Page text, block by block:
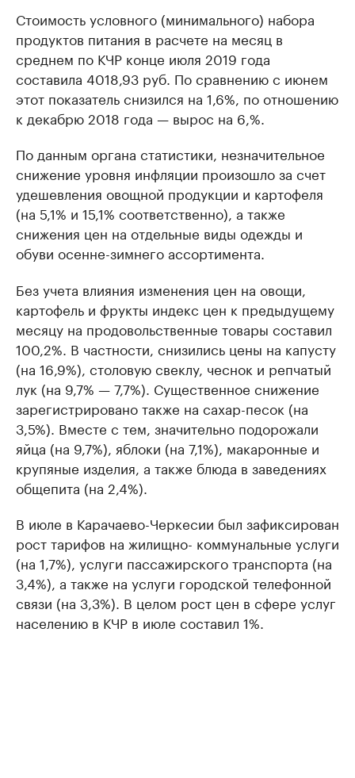
Стоимость условного (минимального) набора
продуктов питания в расчете на месяц в
среднем по КЧР конце июля 2019 года
составила 4018,93 руб. По сравнению с июнем
этот показатель снизился на 1,6%, по отношению
к декабрю 2018 года — вырос на 6,%.
По данным органа статистики, незначительное
снижение уровня инфляции произошло за счет
удешевления овощной продукции и картофеля
(на 5,1% и 15,1% соответственно), а также
снижения цен на отдельные виды одежды и
обуви осенне-зимнего ассортимента.
Без учета влияния изменения цен на овощи,
картофель и фрукты индекс цен к предыдущему
месяцу на продовольственные товары составил
100,2%. В частности, снизились цены на капусту
(на 16,9%), столовую свеклу, чеснок и репчатый
лук (на 9,7% — 7,7%). Существенное снижение
зарегистрировано также на сахар-песок (на
3,5%). Вместе с тем, значительно подорожали
яйца (на 9,7%), яблоки (на 7,1%), макаронные и
крупяные изделия, а также блюда в заведениях
общепита (на 2,4%).
В июле в Карачаево-Черкесии был зафиксирован
рост тарифов на жилищно- коммунальные услуги
(на 1,7%), услуги пассажирского транспорта (на
3,4%), а также на услуги городской телефонной
связи (на 3,3%). В целом рост цен в сфере услуг
населению в КЧР в июле составил 1%.